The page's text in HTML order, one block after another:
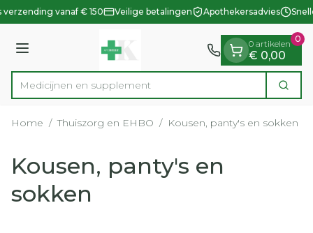
Ga naar de inhoud
1 van 1vanaf € 150 Veilige betalingen Apothekersadvies
Menu
Product, merk, categorie...
Medi Zoek
0 artikelen
€ 0,00
0
Home / Thuiszorg en EHBO / Kousen, panty's en sokken
Kousen, panty's en
sokken